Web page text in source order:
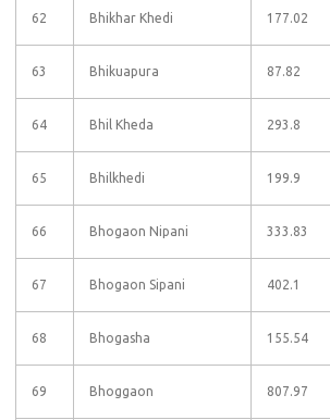
62 Bhikhar Khedi 177.02
63 Bhikuapura 87.82
64 Bhil Kheda 293.8
65 Bhilkhedi 199.9
66 Bhogaon Nipani 333.83
67 Bhogaon Sipani 402.1
68 Bhogasha 155.54
69 Bhoggaon 807.97